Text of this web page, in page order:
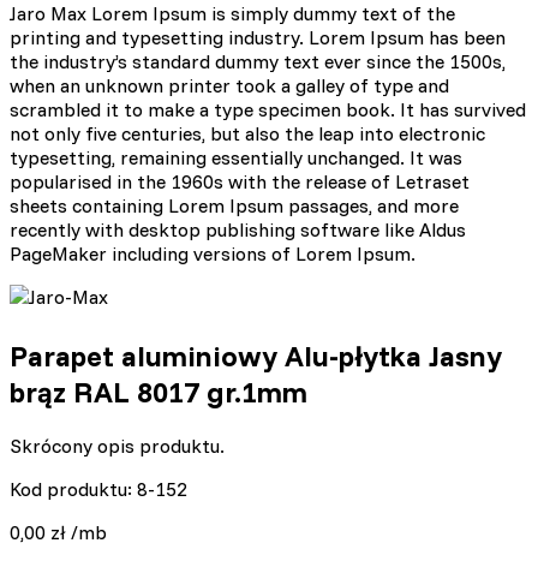
Jaro Max Lorem Ipsum is simply dummy text of the
printing and typesetting industry. Lorem Ipsum has been
the industry’s standard dummy text ever since the 1500s,
when an unknown printer took a galley of type and
scrambled it to make a type specimen book. It has survived
not only five centuries, but also the leap into electronic
typesetting, remaining essentially unchanged. It was
popularised in the 1960s with the release of Letraset
sheets containing Lorem Ipsum passages, and more
recently with desktop publishing software like Aldus
PageMaker including versions of Lorem Ipsum.
Parapet aluminiowy Alu-płytka Jasny
brąz RAL 8017 gr.1mm
Skrócony opis produktu.
Kod produktu: 8-152
0,00 zł /mb